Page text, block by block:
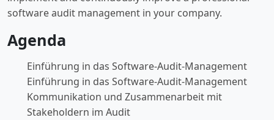
software audit management in your company.
Agenda
Einführung in das Software-Audit-Management
Einführung in das Software-Audit-Management
Kommunikation und Zusammenarbeit mit
Stakeholdern im Audit